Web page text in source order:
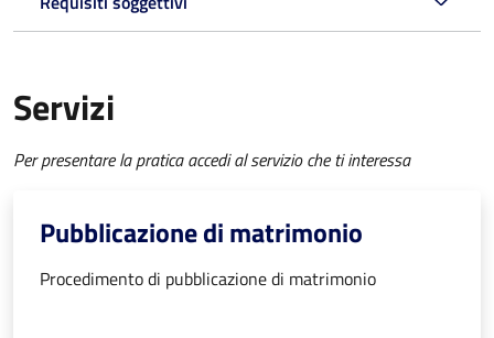
Servizi
Per presentare la pratica accedi al servizio che ti interessa
Pubblicazione di matrimonio
Procedimento di pubblicazione di matrimonio